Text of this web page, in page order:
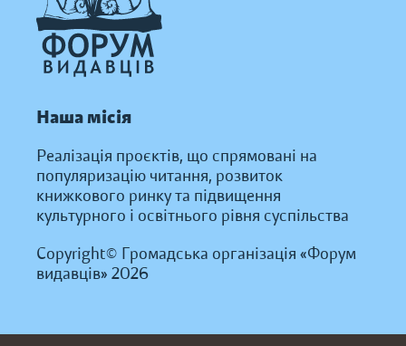
Наша місія
Реалізація проєктів, що спрямовані на
популяризацію читання, розвиток
книжкового ринку та підвищення
культурного і освітнього рівня суспільства
Copyright© Громадська організація «Форум
видавців» 2026